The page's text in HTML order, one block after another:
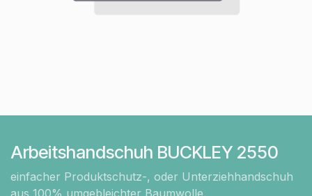
Arbeitshandschuh BUCKLEY 2550
einfacher Produktschutz-, oder Unterziehhandschuh
aus 100% umgebleichter Baumwolle,